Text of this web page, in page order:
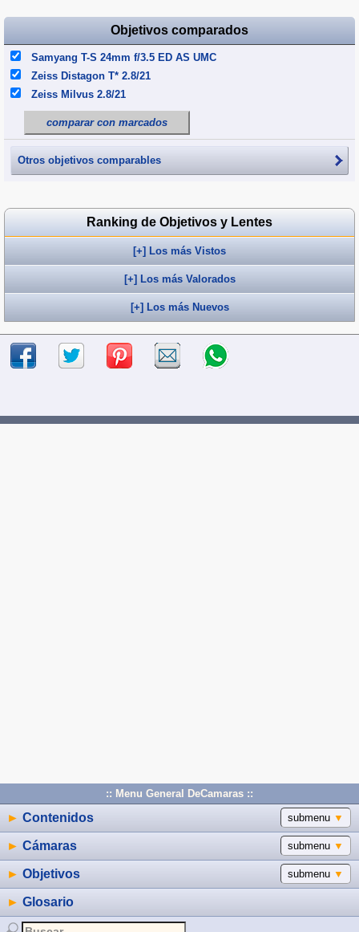
Objetivos comparados
Samyang T-S 24mm f/3.5 ED AS UMC
Zeiss Distagon T* 2.8/21
Zeiss Milvus 2.8/21
comparar con marcados
Otros objetivos comparables
Ranking de Objetivos y Lentes
[+] Los más Vistos
[+] Los más Valorados
[+] Los más Nuevos
:: Menu General DeCamaras ::
submenu ▼
► Contenidos
submenu ▼
► Cámaras
submenu ▼
► Objetivos
► Glosario